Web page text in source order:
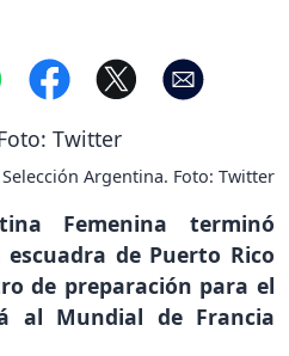
Selección Argentina. Foto: Twitter
Femenina terminó
de Puerto Rico
de preparación para el
al Mundial de Francia